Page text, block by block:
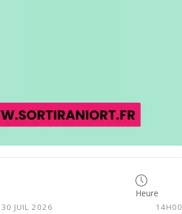
30 JUIL 2026
Heure
14H00